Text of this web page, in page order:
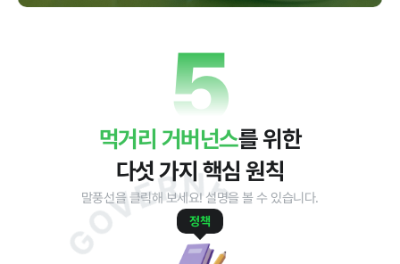
경영목표 및
정보공개
행정정보공개
계약현황 및
윤리경영
5
먹거리 거버넌스를 위한
다섯 가지 핵심 원칙
말풍선을 클릭해 보세요! 설명을 볼 수 있습니다.
정책